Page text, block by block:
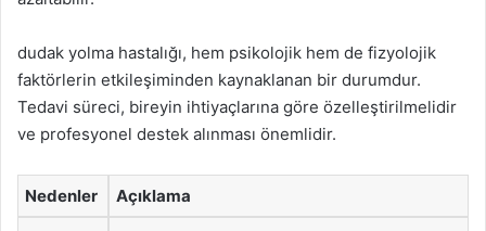
dudak yolma hastalığı, hem psikolojik hem de fizyolojik
faktörlerin etkileşiminden kaynaklanan bir durumdur.
Tedavi süreci, bireyin ihtiyaçlarına göre özelleştirilmelidir
ve profesyonel destek alınması önemlidir.
Nedenler Açıklama